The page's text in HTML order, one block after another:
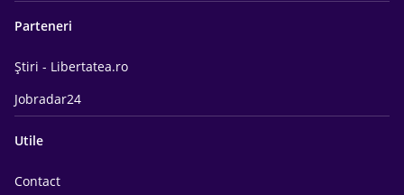
Parteneri
Știri - Libertatea.ro
Jobradar24
Utile
Contact